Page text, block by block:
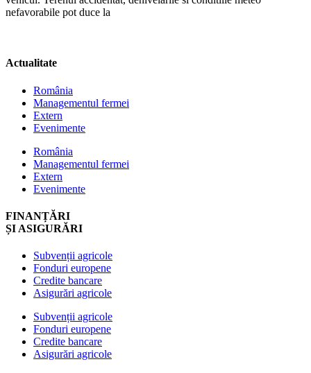
nefavorabile pot duce la
Actualitate
România
Managementul fermei
Extern
Evenimente
România
Managementul fermei
Extern
Evenimente
FINANȚĂRI
ȘI ASIGURĂRI
Subvenții agricole
Fonduri europene
Credite bancare
Asigurări agricole
Subvenții agricole
Fonduri europene
Credite bancare
Asigurări agricole